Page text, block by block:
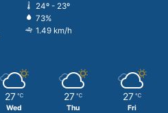
24º - 23º
73%
1.49 km/h
27 ℃
Wed
27 ℃
Thu
27 ℃
Fri